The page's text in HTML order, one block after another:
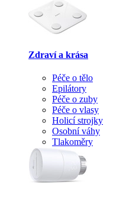
Zdraví a krása
Péče o tělo
Epilátory
Péče o zuby
Péče o vlasy
Holicí strojky
Osobní váhy
Tlakoměry